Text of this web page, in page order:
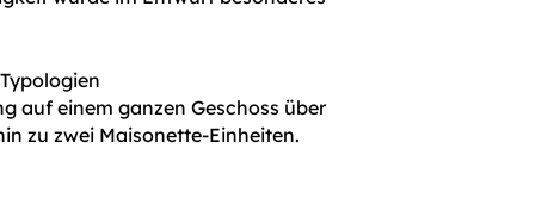
auf einem ganzen Geschoss über
zu zwei Maisonette-Einheiten.